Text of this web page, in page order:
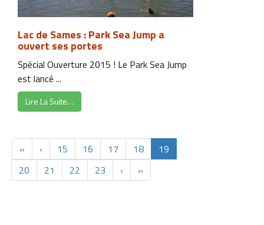
Lac de Sames : Park Sea Jump a
ouvert ses portes
Spécial Ouverture 2015 ! Le Park Sea Jump
est lancé ...
Lire La Suite…
« ‹ 15 16 17 18
19
20
21 22 23 › »